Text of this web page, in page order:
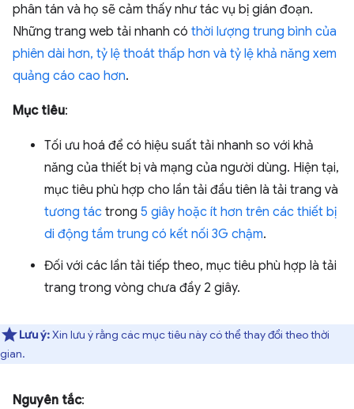
phân tán và họ sẽ cảm thấy như tác vụ bị gián đoạn.
Những trang web tải nhanh có thời lượng trung bình của
phiên dài hơn, tỷ lệ thoát thấp hơn và tỷ lệ khả năng xem
quảng cáo cao hơn.
Mục tiêu:
Tối ưu hoá để có hiệu suất tải nhanh so với khả
năng của thiết bị và mạng của người dùng. Hiện tại,
mục tiêu phù hợp cho lần tải đầu tiên là tải trang và
tương tác trong 5 giây hoặc ít hơn trên các thiết bị
di động tầm trung có kết nối 3G chậm.
Đối với các lần tải tiếp theo, mục tiêu phù hợp là tải
trang trong vòng chưa đầy 2 giây.
Lưu ý:Xin lưu ý rằng các mục tiêu này có thể thay đổi theo thời
gian.
Nguyên tắc: